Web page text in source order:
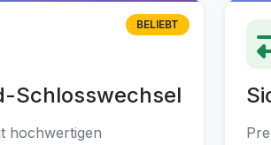
Schlosswechsel
hochwertigen
BELIEBT